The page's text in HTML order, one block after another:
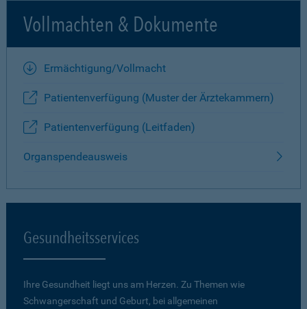
Vollmachten & Dokumente
Ermächtigung/Vollmacht
Patientenverfügung (Muster der Ärztekammern)
Patientenverfügung (Leitfaden)
Organspendeausweis
Gesundheitsservices
Ihre Gesundheit liegt uns am Herzen. Zu Themen wie
Schwangerschaft und Geburt, bei allgemeinen